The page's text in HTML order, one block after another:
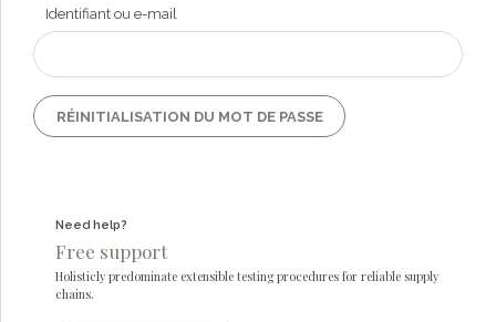
Identifiant ou e-mail
RÉINITIALISATION DU MOT DE PASSE
Need help?
Free support
Holisticly predominate extensible testing procedures for reliable supply
chains.